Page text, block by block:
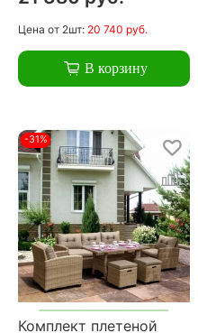
Цена от 2шт: 20 740 руб.
В корзину
-31%
Комплект плетеной